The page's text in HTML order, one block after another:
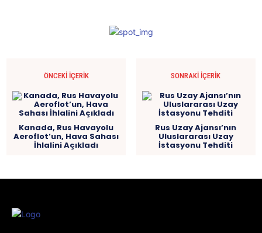
ÖNCEKI İÇERIK
Kanada, Rus Havayolu
Aeroflot’un, Hava Sahası
İhlalini Açıkladı
SONRAKI İÇERIK
Rus Uzay Ajansı’nın
Uluslararası Uzay
İstasyonu Tehditi